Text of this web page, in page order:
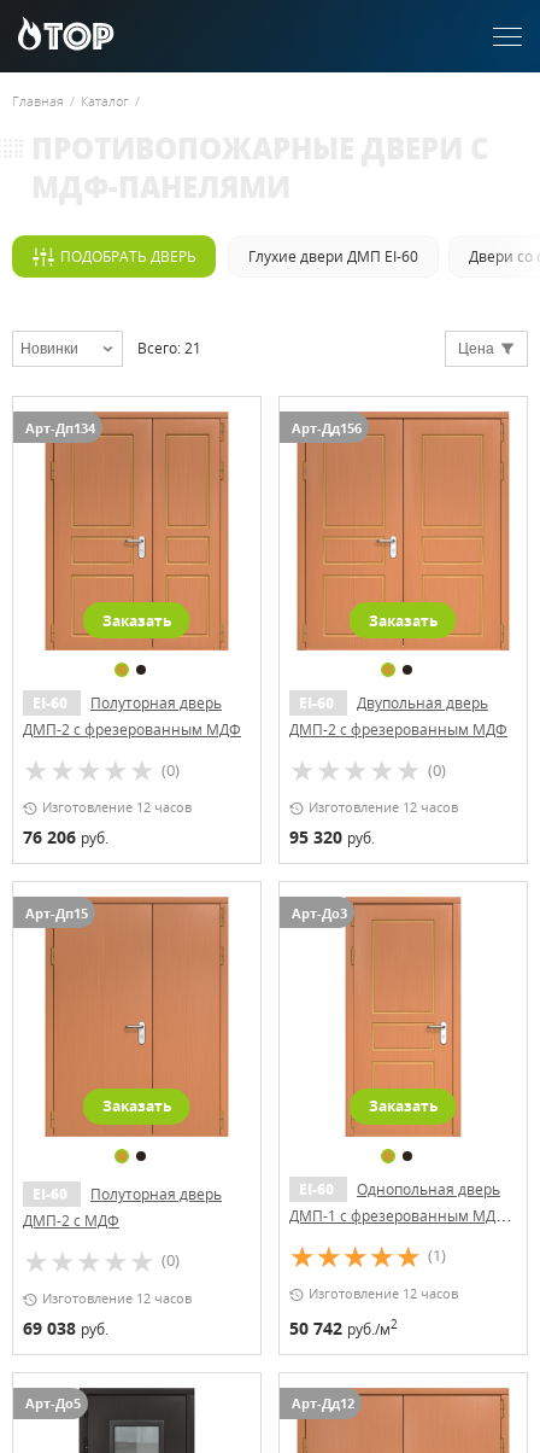
Главная / Каталог /
Глухие двери ДМП EI-60 Двери со
ПОДОБРАТЬ ДВЕРЬ
Новинки Всего:21 Цена
Арт-Дп134
Заказать
EI-60
Полуторная дверь
ДМП-2 с фрезерованным МДФ
(0)
Изготовление 12 часов
76 206 руб.
Арт-Дд156
Заказать
EI-60
Двупольная дверь
ДМП-2 с фрезерованным МДФ
(0)
Изготовление 12 часов
95 320 руб.
Арт-Дп15
Заказать
EI-60
Полуторная дверь
ДМП-2 с МДФ
(0)
Изготовление 12 часов
69 038 руб.
Арт-До3
Заказать
EI-60
Однопольная дверь
ДМП-1 с фрезерованным МДФ
(ручки «хром»)
(1)
Изготовление 12 часов
50 742 руб./м2
Арт-До5 Арт-Дд12